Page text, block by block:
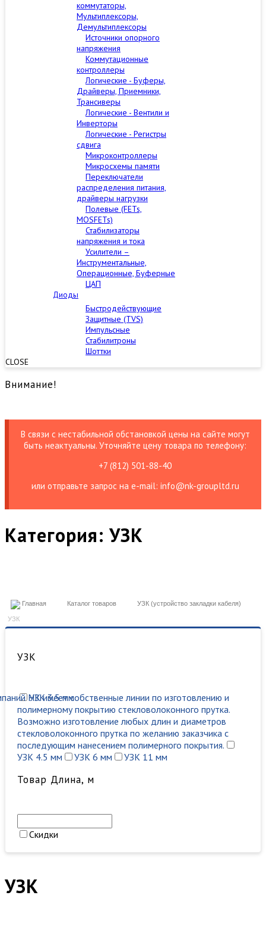
коммутаторы,
Мультиплексоры,
Демультиплексоры
Источники опорного
напряжения
Коммутационные
контроллеры
Логические - Буферы,
Драйверы, Приемники,
Трансиверы
Логические - Вентили и
Инверторы
Логические - Регистры
сдвига
Микроконтроллеры
Микросхемы памяти
Переключатели
распределения питания,
драйверы нагрузки
Полевые (FETs,
MOSFETs)
Стабилизаторы
напряжения и тока
Усилители –
Инструментальные,
Операционные, Буферные
ЦАП
Диоды
Быстродействующие
Защитные (TVS)
Импульсные
Стабилитроны
Шоттки
CLOSE
Внимание!
В связи с нестабильной обстановкой цены на сайте могут
быть неактуальны. Уточняйте цену товара по телефону:
+7 (812) 501-88-40
или отправьте запрос на е-mail: info@nk-groupltd.ru
Категория: УЗК
Главная Каталог товаров УЗК (устройство закладки кабеля)
УЗК
УЗК
УЗК 3.5 мм
НК имеет собственные линии по изготовлению и
полимерному покрытию стекловолоконного прутка.
Возможно изготовление любых длин и диаметров
стекловолоконного прутка по желанию заказчика с
последующим нанесением полимерного покрытия.
УЗК 4.5 мм
УЗК 6 мм УЗК 11 мм
Товар Длина, м
Скидки
УЗК